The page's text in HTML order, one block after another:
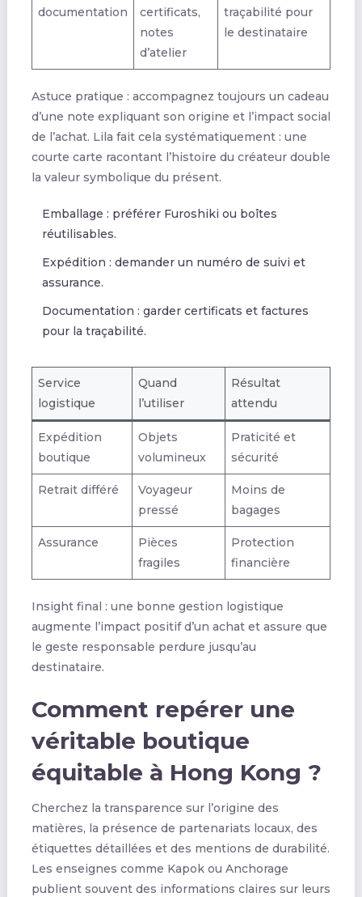
documentation
certificats,
notes
d’atelier
traçabilité pour
le destinataire
Astuce pratique : accompagnez toujours un cadeau
d’une note expliquant son origine et l’impact social
de l’achat. Lila fait cela systématiquement : une
courte carte racontant l’histoire du créateur double
la valeur symbolique du présent.
Emballage : préférer Furoshiki ou boîtes
réutilisables.
Expédition : demander un numéro de suivi et
assurance.
Documentation : garder certificats et factures
pour la traçabilité.
Service
logistique
Quand
l’utiliser
Résultat
attendu
Expédition
boutique
Objets
volumineux
Praticité et
sécurité
Retrait différé
Voyageur
pressé
Moins de
bagages
Assurance
Pièces
fragiles
Protection
financière
Insight final : une bonne gestion logistique
augmente l’impact positif d’un achat et assure que
le geste responsable perdure jusqu’au
destinataire.
Comment repérer une
véritable boutique
équitable à Hong Kong ?
Cherchez la transparence sur l’origine des
matières, la présence de partenariats locaux, des
étiquettes détaillées et des mentions de durabilité.
Les enseignes comme Kapok ou Anchorage
publient souvent des informations claires sur leurs